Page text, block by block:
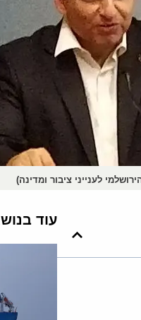
לענייני ציבור ומדינה)
עוד